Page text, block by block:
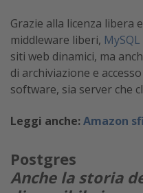
Grazie alla licenza libera
middleware liberi, MySQL
siti web dinamici, ma
di archiviazione e
software, sia server che
Leggi anche:Amazon
Postgres
Anche la storia